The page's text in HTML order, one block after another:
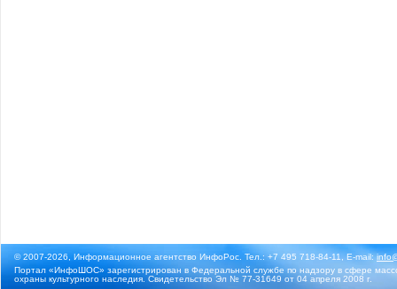
© 2007-2026, Информационное агентство ИнфоРос. Тел.: +7 495 718-84-11, E-mail:
Портал «ИнфоШОС» зарегистрирован в Федеральной службе по надзору в сфере
охраны культурного наследия. Свидетельство Эл № 77-31649 от 04 апреля 2008 г.